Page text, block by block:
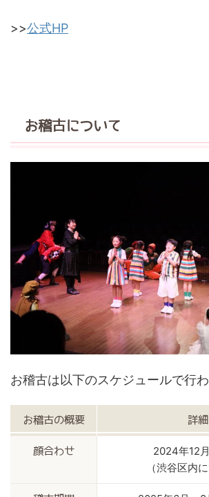
>>公式HP
お稽古について
お稽古は以下のスケジュールで行わ
お稽古の概要 詳細
顔合わせ
2024年12
（渋谷区内